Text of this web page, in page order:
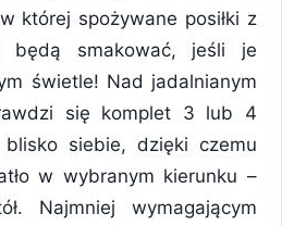
której spożywane posiłki z
będą smakować, jeśli je
świetle! Nad jadalnianym
się komplet 3 lub 4
blisko siebie, dzięki czemu
w wybranym kierunku –
Najmniej wymagającym